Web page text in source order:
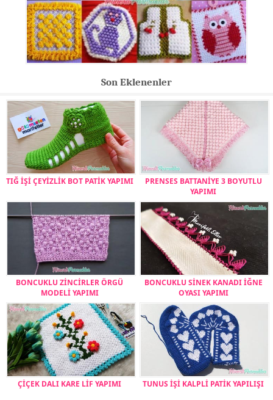
Son Eklenenler
TIĞ İŞİ ÇEYİZLİK BOT PATİK YAPIMI
PRENSES BATTANİYE 3 BOYUTLU
YAPIMI
BONCUKLU ZİNCİRLER ÖRGÜ
MODELİ YAPIMI
BONCUKLU SİNEK KANADI İĞNE
OYASI YAPIMI
ÇİÇEK DALI KARE LİF YAPIMI TUNUS İŞİ KALPLİ PATİK YAPILIŞI